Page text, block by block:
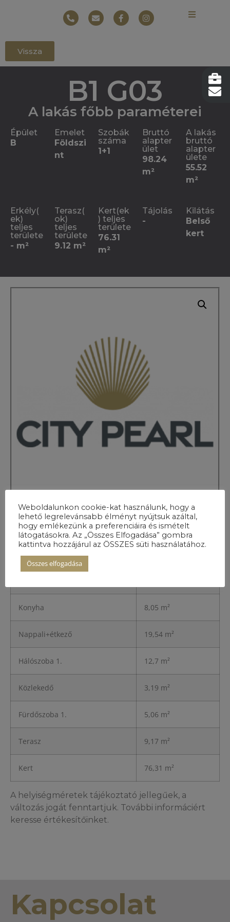
Vissza
B1 G03
A lakás főbb paraméterei
Épület
B
Emelet
Földszi
nt
Szobák
száma
1+1
Bruttó
alapter
ület
98.24
m²
A lakás
bruttó
alapter
ülete
55.52
m²
Erkély(
ek)
teljes
területe
- m²
Terasz(
ok)
teljes
területe
9.12 m²
Kert(ek
) teljes
területe
76.31
m²
Tájolás
-
Kilátás
Belső
kert
A lakás
részletei
Konyha 8,05 m²
Nappali+étkező 19,54 m²
Hálószoba 1. 12,7 m²
Közlekedő 3,19 m²
Fürdőszoba 1. 5,06 m²
Terasz 9,17 m²
Kert 76,31 m²
A helyiségméretek tájékoztató jellegűek, a
változás jogát fenntartjuk. További informáciért
keresse értékesítőinket.
Kapcsolat
Weboldalunkon cookie-kat használunk, hogy a
lehető legrelevánsabb élményt nyújtsuk azáltal,
hogy emlékezünk a preferenciáira és ismételt
látogatásokra. Az „Összes Elfogadása” gombra
kattintva hozzájárul az ÖSSZES süti használatához.
Összes elfogadása